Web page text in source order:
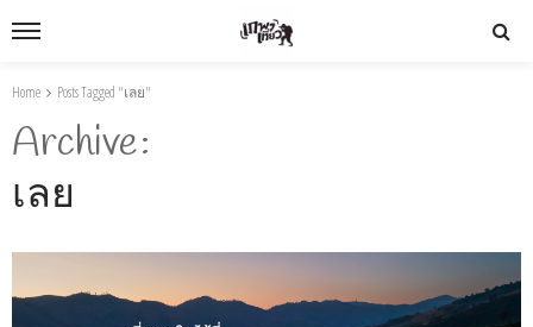
Home Posts Tagged "เลย"
Archive
เลย